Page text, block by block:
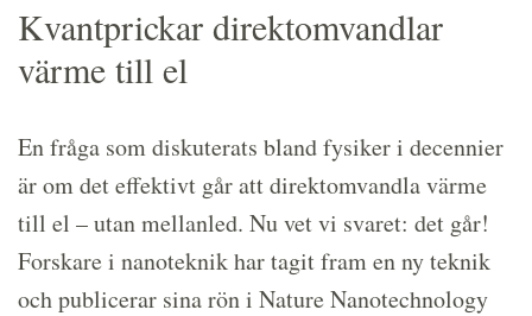
Kvantprickar direktomvandlar
värme till el
En fråga som diskuterats bland fysiker i decennier
är om det effektivt går att direktomvandla värme
till el – utan mellanled. Nu vet vi svaret: det går!
Forskare i nanoteknik har tagit fram en ny teknik
och publicerar sina rön i Nature Nanotechnology